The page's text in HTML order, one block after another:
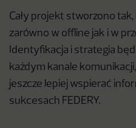
Cały projekt stworzono
zarówno w offline jak i w
Identyfikacja i strategia
każdym kanale
jeszcze lepiej wspierać
sukcesach FEDERY.